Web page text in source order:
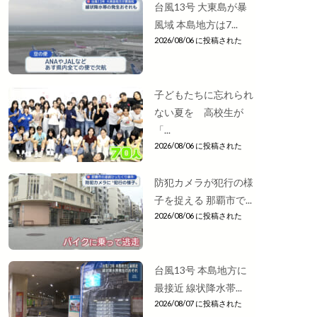
台風13号 大東島が暴
風域 本島地方は7...
2026/08/06 に投稿された
子どもたちに忘れられ
ない夏を 高校生が
「...
2026/08/06 に投稿された
防犯カメラが犯行の様
子を捉える 那覇市で...
2026/08/06 に投稿された
台風13号 本島地方に
最接近 線状降水帯...
2026/08/07 に投稿された